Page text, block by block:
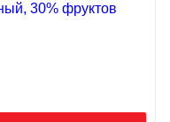
30% фруктов